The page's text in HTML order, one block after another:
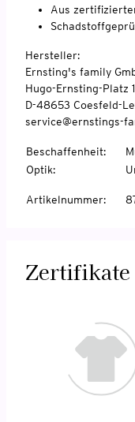
Aus
Hersteller:
Ernsting's family
Hugo-Ernsting-Platz 1
D-48653 Coesfeld-
service@ernstings-
Beschaffenheit:
Optik:
Artikelnummer:
Zertifikate